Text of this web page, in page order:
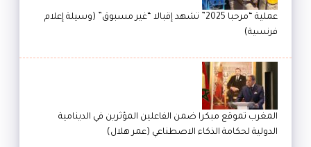
عملية “مرحبا 2025” تشهد إقبالا “غير مسبوق” (وسيلة إعلام
فرنسية)
المغرب تموقع مبكرا ضمن الفاعلين المؤثرين في الدينامية
الدولية لحكامة الذكاء الاصطناعي (عمر هلال)